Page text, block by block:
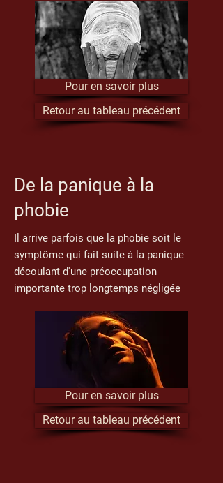
Pour en savoir plus
Retour au tableau précédent
De la panique à la
phobie
Il arrive parfois que la phobie soit le
symptôme qui fait suite à la panique
découlant d'une préoccupation
importante trop longtemps négligée
Pour en savoir plus
Retour au tableau précédent